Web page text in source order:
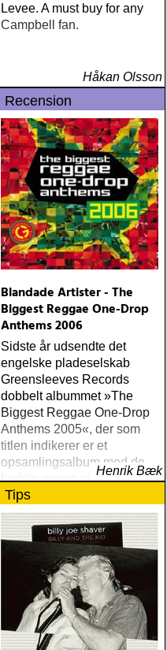
Levee. A must buy for any
Campbell fan.
Håkan Olsson
Recension
Blandade Artister - The
Biggest Reggae One-Drop
Anthems 2006
Sidste år udsendte det
engelske pladeselskab
Greensleeves Records
dobbelt albummet »The
Biggest Reggae One-Drop
Anthems 2005«, der som
titlen indikerer er et
opsamlingsalbum med de
bedste numre indenfor den
populære reggaestil kaldet
one-drop
Henrik Bæk
Tips